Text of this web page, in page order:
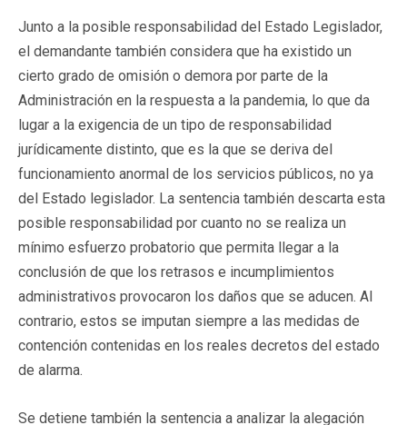
Junto a la posible responsabilidad del Estado Legislador,
el demandante también considera que ha existido un
cierto grado de omisión o demora por parte de la
Administración en la respuesta a la pandemia, lo que da
lugar a la exigencia de un tipo de responsabilidad
jurídicamente distinto, que es la que se deriva del
funcionamiento anormal de los servicios públicos, no ya
del Estado legislador. La sentencia también descarta esta
posible responsabilidad por cuanto no se realiza un
mínimo esfuerzo probatorio que permita llegar a la
conclusión de que los retrasos e incumplimientos
administrativos provocaron los daños que se aducen. Al
contrario, estos se imputan siempre a las medidas de
contención contenidas en los reales decretos del estado
de alarma.
Se detiene también la sentencia a analizar la alegación